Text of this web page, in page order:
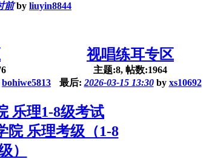
前by liuyin8844
bohiwe5813
视唱练耳专区
主题:8, 帖数:1964
最后: 2026-03-15 13:30by xs10692
乐理1-8级考试
院 乐理考级（1-8
）